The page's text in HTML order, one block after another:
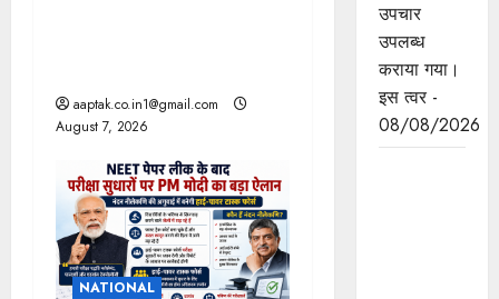
n aaptak.co.in1@gmail.com
August 7, 2026
NATIONAL
उपचार
उपलब्ध
कराया गया।
इस त्वर -
08/08/2026